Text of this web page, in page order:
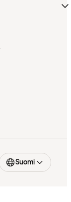
Suomi